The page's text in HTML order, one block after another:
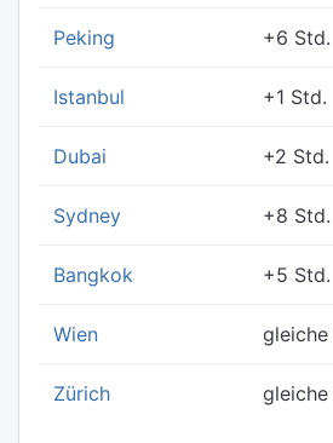
Peking +6 Std.
Istanbul +1 Std.
Dubai +2 Std.
Sydney +8 Std.
Bangkok +5 Std.
Wien
Zürich